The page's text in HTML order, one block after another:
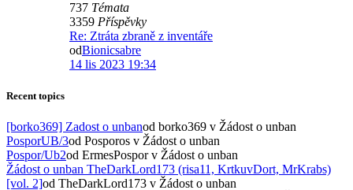
737 Témata
3359 Příspěvky
Re: Ztráta zbraně z inventáře
odBionicsabre
14 lis 2023 19:34
Recent topics
[borko369] Zadost o unbanod borko369 v Žádost o unban
PosporUB/3od Posporos v Žádost o unban
Pospor/Ub2od ErmesPosporv Žádost o unban
Žádost o unban TheDarkLord173 (risa11, KrtkuvDort, MrKrabs)
[vol. 2]od TheDarkLord173 v Žádost o unban